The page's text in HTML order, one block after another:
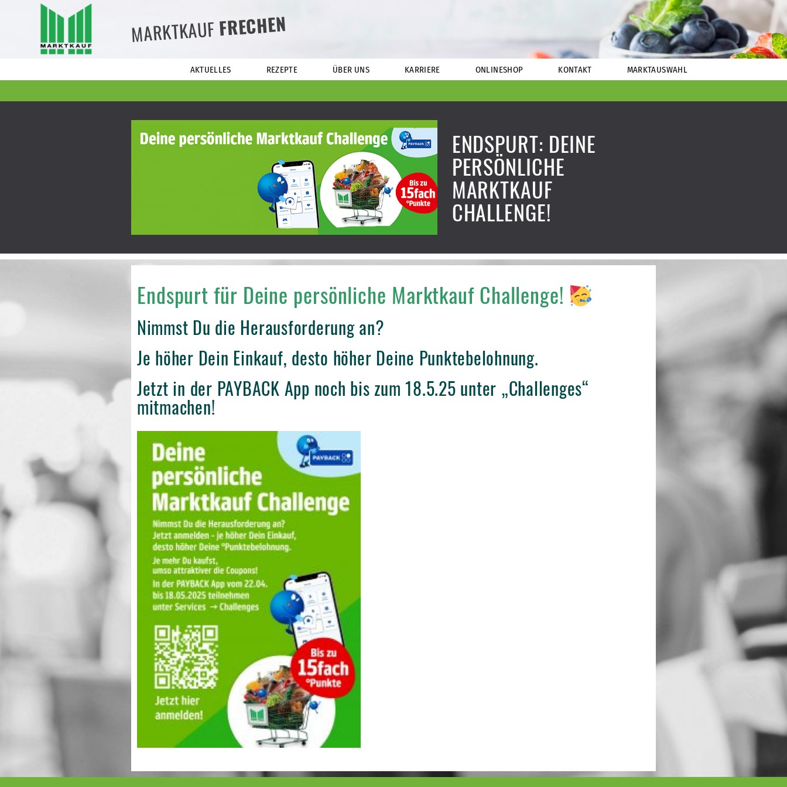
MARKTKAUFFRECHEN
AKTUELLES REZEPTE ÜBER UNS KARRIERE ONLINESHOP KONTAKT MARKTAUSWAHL
ENDSPURT: DEINE
PERSÖNLICHE
MARKTKAUF
CHALLENGE!
Endspurt für Deine persönliche Marktkauf Challenge!
Nimmst Du die Herausforderung an?
Je höher Dein Einkauf, desto höher Deine Punktebelohnung.
Jetzt in der PAYBACK App noch bis zum 18.5.25 unter „Challenges“
mitmachen!